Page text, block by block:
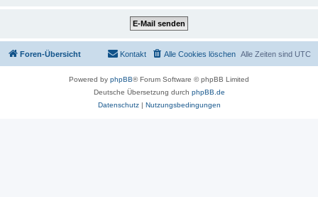
Foren-Übersicht Alle Zeiten sind UTC
Alle Cookies löschen
Kontakt
Powered by phpBB® Forum Software © phpBB Limited
Deutsche Übersetzung durch phpBB.de
Datenschutz| Nutzungsbedingungen